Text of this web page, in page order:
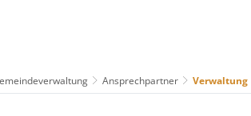
& Rathaus Freizeit & Tourismus
Ansprechpartner Verwaltung